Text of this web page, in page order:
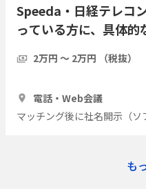
Speeda・日経テレコ
っている方に、具体
2万円 〜 2万円 （税抜）
電話・Web会議
マッチング後に社名開示（ソ
も